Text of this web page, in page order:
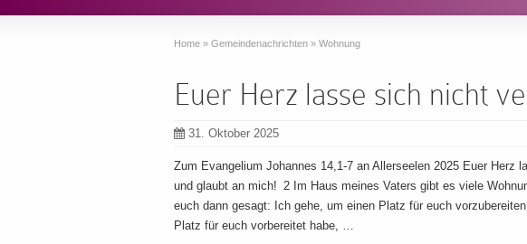
Home » Gemeindenachrichten » Wohnung
Euer Herz lasse sich nicht
31. Oktober 2025
Zum Evangelium Johannes 14,1-7 an Allerseelen 2025 Euer Herz
und glaubt an mich! 2 Im Haus meines Vaters gibt es viele
euch dann gesagt: Ich gehe, um einen Platz für euch
Platz für euch vorbereitet habe, …